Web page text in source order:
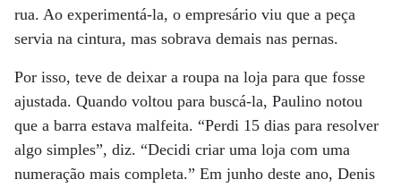
rua. Ao experimentá-la, o empresário viu que a peça
servia na cintura, mas sobrava demais nas pernas.
Por isso, teve de deixar a roupa na loja para que fosse
ajustada. Quando voltou para buscá-la, Paulino notou
que a barra estava malfeita. “Perdi 15 dias para resolver
algo simples”, diz. “Decidi criar uma loja com uma
numeração mais completa.” Em junho deste ano, Denis